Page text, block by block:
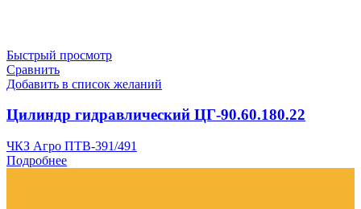
Быстрый просмотр
Сравнить
Добавить в список желаний
Цилиндр гидравлический ЦГ-90.60.180.22
ЧКЗ Агро ПТВ-391/491
Подробнее